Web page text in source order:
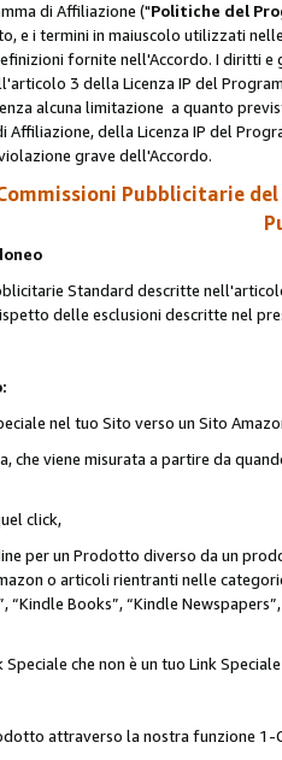
di Affiliazione ("Politiche del
e i termini in maiuscolo utilizzati
fornite nell'Accordo. I diritti
3 della Licenza IP del
alcuna limitazione a quanto
Affiliazione, della Licenza IP del
grave dell'Accordo.
Pubblicitarie
Standard descritte
delle esclusioni descritte nel
nel tuo Sito verso un Sito
che viene misurata a partire da
click,
per un Prodotto diverso da un
o articoli rientranti nelle categorie
“Kindle Books”, “Kindle
che non è un tuo Link
attraverso la nostra funzione 1-